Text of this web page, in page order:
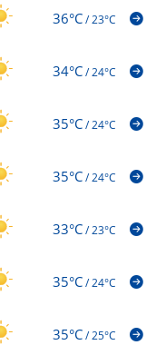
36°C/23°C
34°C/24°C
35°C/24°C
35°C/24°C
33°C/23°C
35°C/24°C
35°C/25°C